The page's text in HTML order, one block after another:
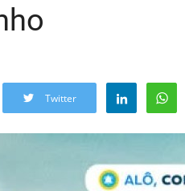
Twitter